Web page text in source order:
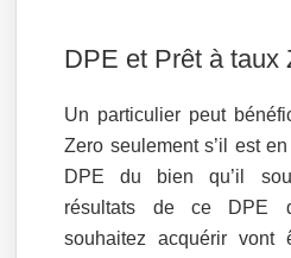
DPE et Prêt à taux
Un particulier peut
Zero seulement s’il est
DPE du bien qu’il
résultats de ce DPE
souhaitez acquérir vont